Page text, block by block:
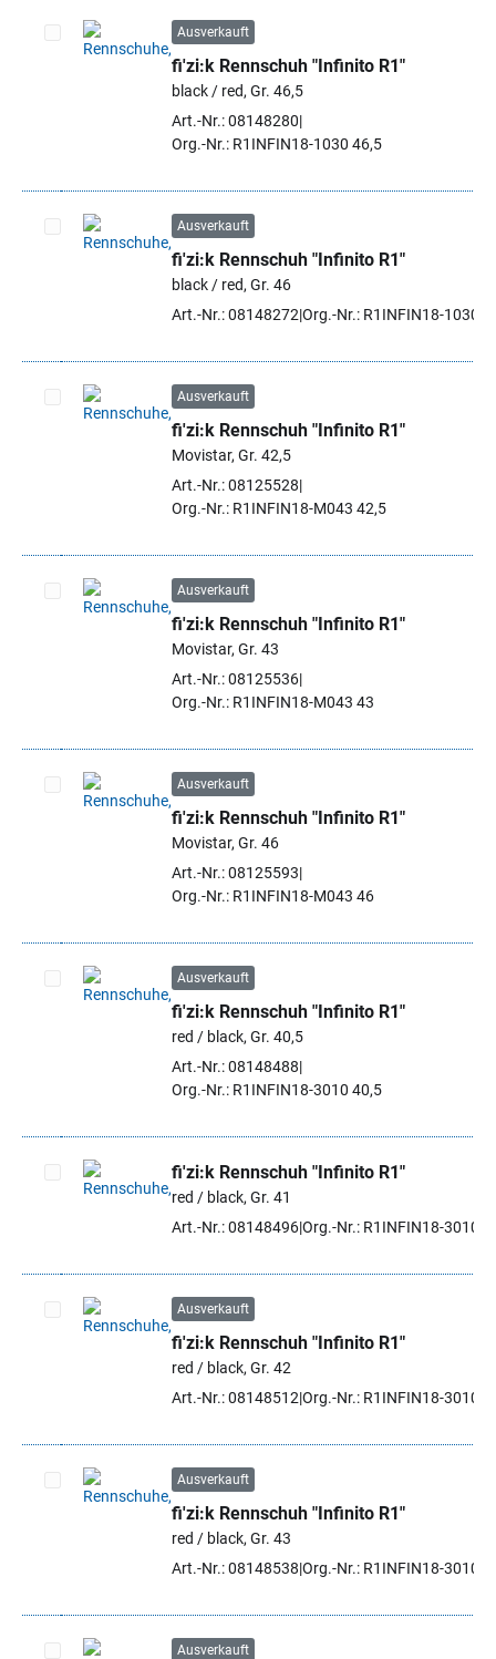
Artikel auswählen
Ausverkauft
fi'zi:k Rennschuh "Infinito R1"
black / red, Gr. 46,5
Art.-Nr.: 08148280
Org.-Nr.: R1INFIN18-1030 46,5
Artikel auswählen
Ausverkauft
fi'zi:k Rennschuh "Infinito R1"
black / red, Gr. 46
Art.-Nr.: 08148272 Org.-Nr.: R1INFIN18-1030
Artikel auswählen
Ausverkauft
fi'zi:k Rennschuh "Infinito R1"
Movistar, Gr. 42,5
Art.-Nr.: 08125528
Org.-Nr.: R1INFIN18-M043 42,5
Artikel auswählen
Ausverkauft
fi'zi:k Rennschuh "Infinito R1"
Movistar, Gr. 43
Art.-Nr.: 08125536
Org.-Nr.: R1INFIN18-M043 43
Artikel auswählen
Ausverkauft
fi'zi:k Rennschuh "Infinito R1"
Movistar, Gr. 46
Art.-Nr.: 08125593
Org.-Nr.: R1INFIN18-M043 46
Artikel auswählen
Ausverkauft
fi'zi:k Rennschuh "Infinito R1"
red / black, Gr. 40,5
Art.-Nr.: 08148488
Org.-Nr.: R1INFIN18-3010 40,5
Artikel auswählen
fi'zi:k Rennschuh "Infinito R1"
red / black, Gr. 41
Art.-Nr.: 08148496Org.-Nr.: R1INFIN18-3010
Artikel auswählen
Ausverkauft
fi'zi:k Rennschuh "Infinito R1"
red / black, Gr. 42
Art.-Nr.: 08148512 Org.-Nr.: R1INFIN18-3010
Artikel auswählen
Ausverkauft
fi'zi:k Rennschuh "Infinito R1"
red / black, Gr. 43
Art.-Nr.: 08148538 Org.-Nr.: R1INFIN18-3010
Ausverkauft